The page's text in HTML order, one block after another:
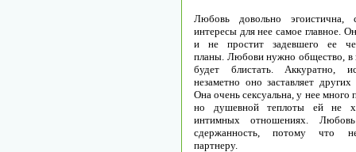
Любовь довольно эгоистична,
интересы для нее самое главное.
и не простит задевшего ее
планы. Любови нужно общество, в
будет блистать. Аккуратно,
незаметно оно заставляет
Она очень сексуальна, у нее много
но душевной теплоты ей не
интимных отношениях. Любовь
сдержанность, потому что
партнеру.